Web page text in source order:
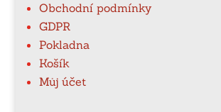
Obchodní podmínky
GDPR
Pokladna
Košík
Můj účet